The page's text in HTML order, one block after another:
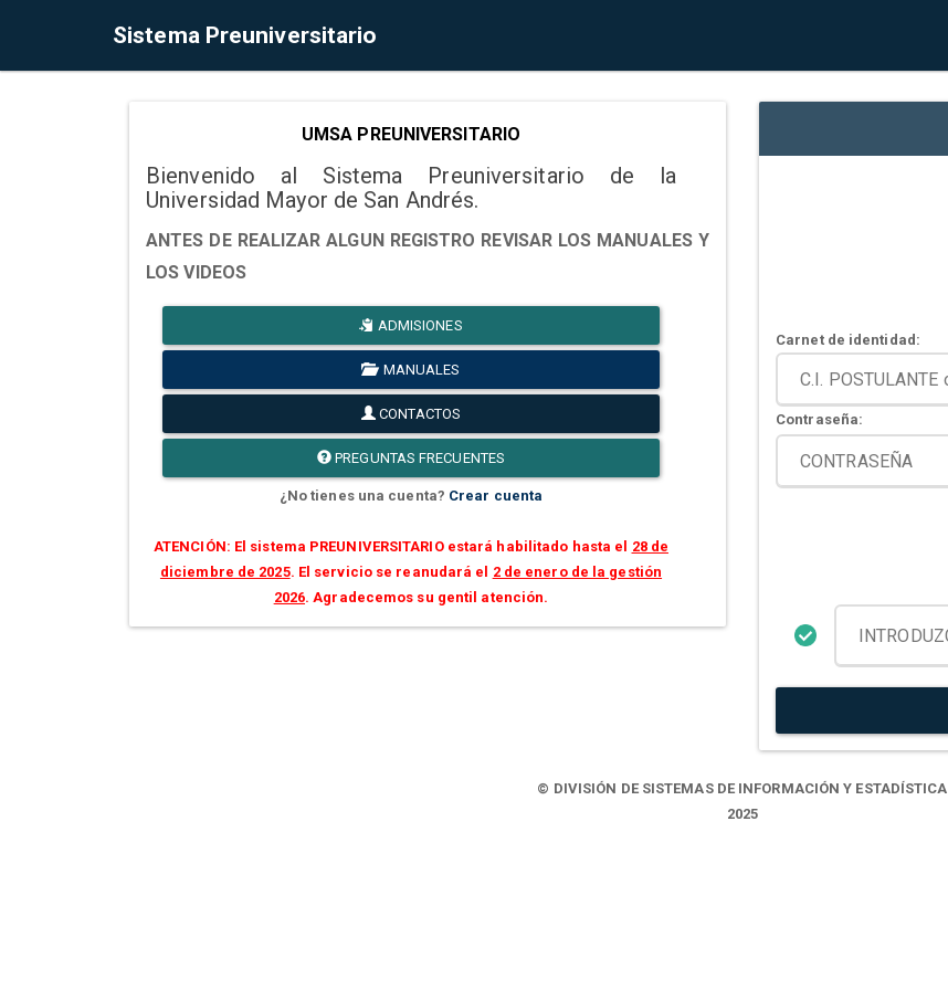
Sistema Preuniversitario
UMSA PREUNIVERSITARIO
Bienvenido al Sistema Preuniversitario de la
Universidad Mayor de San Andrés.
ANTES DE REALIZAR ALGUN REGISTRO REVISAR LOS MANUALES Y
LOS VIDEOS
ADMISIONES
MANUALES
CONTACTOS
PREGUNTAS FRECUENTES
¿No tienes una cuenta? Crear cuenta
ATENCIÓN: El sistema PREUNIVERSITARIO estará habilitado hasta el 28 de
diciembre de 2025. El servicio se reanudará el 2 de enero de la gestión
2026. Agradecemos su gentil atención.
Carnet de identidad:
Contraseña:
© DIVISIÓN DE SISTEMAS DE INFORMACIÓN Y ESTADÍSTICA
2025